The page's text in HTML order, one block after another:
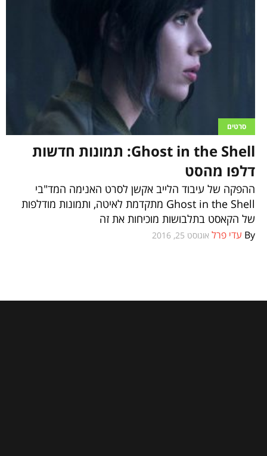
סרטים
Ghost in the Shell: תמונות חדשות
דלפו מהסט
ההפקה של עיבוד הלייב אקשן לסרט האנימה המד"בי
Ghost in the Shell מתקדמת לאיטה, ותמונות מודלפות
של הקאסט בתלבושות מוכיחות את זה
By עדי פרל אוגוסט 25, 2016